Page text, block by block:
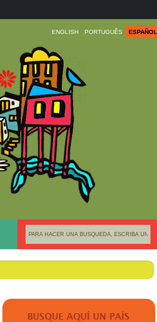
ENGLISH PORTUGUÊS ESPAÑOL
BUSQUE AQUÍ UN PAÍS